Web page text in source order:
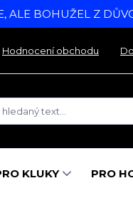
ALE BOHUŽEL Z
Hodnocení obchodu
KLUKY PRO